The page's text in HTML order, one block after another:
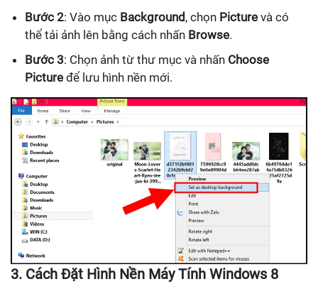
Bước 2: Vào mục Background, chọn Picture và có
thể tải ảnh lên bằng cách nhấn Browse.
Bước 3: Chọn ảnh từ thư mục và nhấn Choose
Picture để lưu hình nền mới.
3. Cách Đặt Hình Nền Máy Tính Windows 8